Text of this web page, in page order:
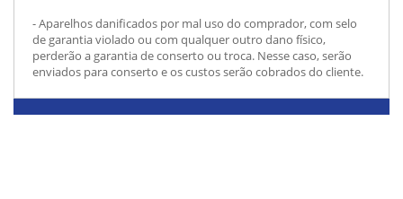
- Aparelhos danificados por mal uso do comprador, com selo
de garantia violado ou com qualquer outro dano físico,
perderão a garantia de conserto ou troca. Nesse caso, serão
enviados para conserto e os custos serão cobrados do cliente.